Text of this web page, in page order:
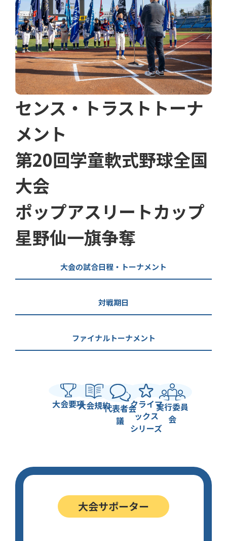
センス・トラストトーナ
メント
第20回学童軟式野球全国
大会
ポップアスリートカップ
星野仙一旗争奪
大会の試合日程・トーナメント
対戦期日
ファイナルトーナメント
大会要項大会規約代表者会
議
クライマ
ックス
シリーズ
実行委員
会
大会サポーター